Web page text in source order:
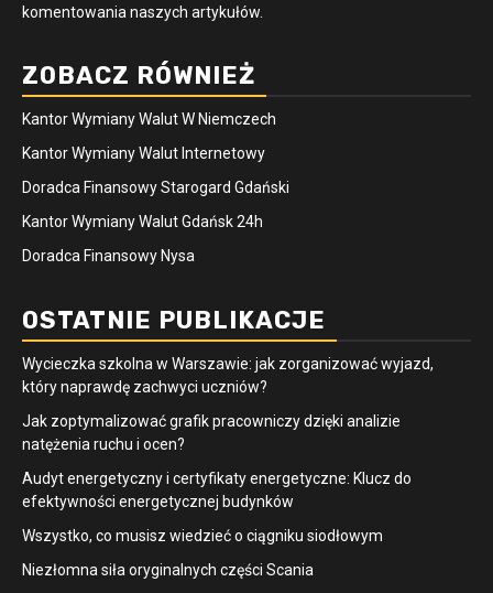
komentowania naszych artykułów.
ZOBACZ RÓWNIEŻ
Kantor Wymiany Walut W Niemczech
Kantor Wymiany Walut Internetowy
Doradca Finansowy Starogard Gdański
Kantor Wymiany Walut Gdańsk 24h
Doradca Finansowy Nysa
OSTATNIE PUBLIKACJE
Wycieczka szkolna w Warszawie: jak zorganizować wyjazd,
który naprawdę zachwyci uczniów?
Jak zoptymalizować grafik pracowniczy dzięki analizie
natężenia ruchu i ocen?
Audyt energetyczny i certyfikaty energetyczne: Klucz do
efektywności energetycznej budynków
Wszystko, co musisz wiedzieć o ciągniku siodłowym
Niezłomna siła oryginalnych części Scania